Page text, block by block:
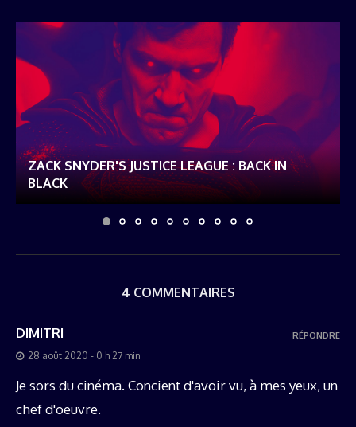
ZACK SNYDER'S JUSTICE LEAGUE : BACK IN
BLACK
4 COMMENTAIRES
DIMITRI
28 août 2020 - 0 h 27 min
Je sors du cinéma. Concient d'avoir vu, à mes yeux, un
chef d'oeuvre.
RÉPONDRE